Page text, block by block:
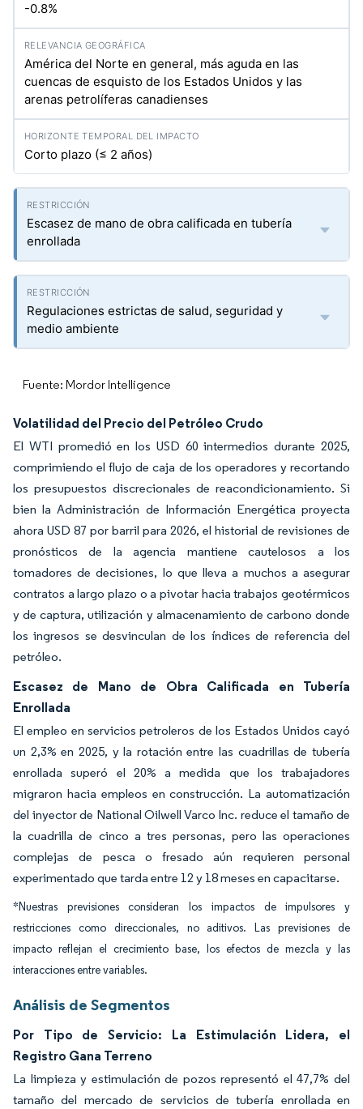
-0.8%
América del Norte en general, más aguda en las
cuencas de esquisto de los Estados Unidos y las
arenas petrolíferas canadienses
Corto plazo (≤ 2 años)
Escasez de mano de obra calificada en tubería
enrollada
Regulaciones estrictas de salud, seguridad y
medio ambiente
Fuente: Mordor Intelligence
Volatilidad del Precio del Petróleo Crudo
El WTI promedió en los USD 60 intermedios durante 2025,
comprimiendo el flujo de caja de los operadores y recortando
los presupuestos discrecionales de reacondicionamiento. Si
bien la Administración de Información Energética proyecta
ahora USD 87 por barril para 2026, el historial de revisiones de
pronósticos de la agencia mantiene cautelosos a los
tomadores de decisiones, lo que lleva a muchos a asegurar
contratos a largo plazo o a pivotar hacia trabajos geotérmicos
y de captura, utilización y almacenamiento de carbono donde
los ingresos se desvinculan de los índices de referencia del
petróleo.
Escasez de Mano de Obra Calificada en Tubería
Enrollada
El empleo en servicios petroleros de los Estados Unidos cayó
un 2,3% en 2025, y la rotación entre las cuadrillas de tubería
enrollada superó el 20% a medida que los trabajadores
migraron hacia empleos en construcción. La automatización
del inyector de National Oilwell Varco Inc. reduce el tamaño de
la cuadrilla de cinco a tres personas, pero las operaciones
complejas de pesca o fresado aún requieren personal
experimentado que tarda entre 12 y 18 meses en capacitarse.
*Nuestras previsiones consideran los impactos de impulsores y
restricciones como direccionales, no aditivos. Las previsiones de
impacto reflejan el crecimiento base, los efectos de mezcla y las
interacciones entre variables.
Análisis de Segmentos
Por Tipo de Servicio: La Estimulación Lidera, el
Registro Gana Terreno
La limpieza y estimulación de pozos representó el 47,7% del
tamaño del mercado de servicios de tubería enrollada en